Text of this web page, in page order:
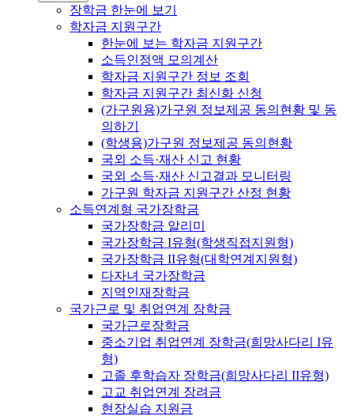
장학금 한눈에 보기
학자금 지원구간
한눈에 보는 학자금 지원구간
소득인정액 모의계산
학자금 지원구간 정보 조회
학자금 지원구간 최신화 신청
(가구원용)가구원 정보제공 동의현황 및 동
의하기
(학생용)가구원 정보제공 동의현황
국외 소득·재산 신고 현황
국외 소득·재산 신고결과 모니터링
가구원 학자금 지원구간 산정 현황
소득연계형 국가장학금
국가장학금 알리미
국가장학금 I유형(학생직접지원형)
국가장학금 II유형(대학연계지원형)
다자녀 국가장학금
지역인재장학금
국가근로 및 취업연계 장학금
국가근로장학금
중소기업 취업연계 장학금(희망사다리 I유
형)
고졸 후학습자 장학금(희망사다리 II유형)
고교 취업연계 장려금
현장실습 지원금